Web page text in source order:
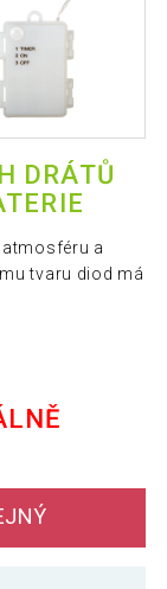
DRÁTŮ
a
tvaru diod má